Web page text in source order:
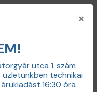
0100
×
utca 1. szám
technikai
16:30 óra